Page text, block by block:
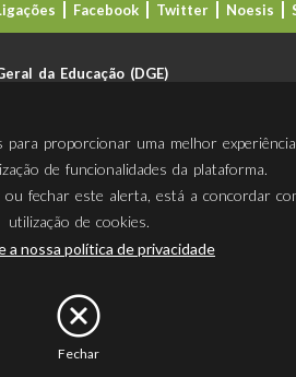
Facebook Twitter Noesis
da Educação (DGE)
para proporcionar uma melhor
de funcionalidades da plataforma.
fechar este alerta, está a concordar
utilização de cookies.
a nossa política de privacidade
Fechar